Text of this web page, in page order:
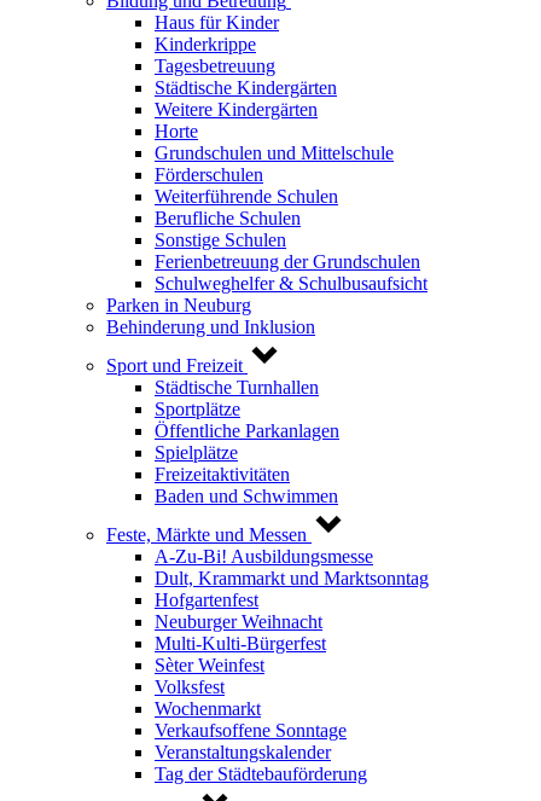
Haus für Kinder
Kinderkrippe
Tagesbetreuung
Städtische Kindergärten
Weitere Kindergärten
Horte
Grundschulen und Mittelschule
Förderschulen
Weiterführende Schulen
Berufliche Schulen
Sonstige Schulen
Ferienbetreuung der Grundschulen
Schulweghelfer & Schulbusaufsicht
Parken in Neuburg
Behinderung und Inklusion
Sport und Freizeit
Städtische Turnhallen
Sportplätze
Öffentliche Parkanlagen
Spielplätze
Freizeitaktivitäten
Baden und Schwimmen
Feste, Märkte und Messen
A-Zu-Bi! Ausbildungsmesse
Dult, Krammarkt und Marktsonntag
Hofgartenfest
Neuburger Weihnacht
Multi-Kulti-Bürgerfest
Sèter Weinfest
Volksfest
Wochenmarkt
Verkaufsoffene Sonntage
Veranstaltungskalender
Tag der Städtebauförderung